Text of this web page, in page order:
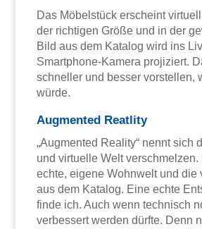
Das Möbelstück erscheint
der richtigen Größe und in der
Bild aus dem Katalog wird ins
Smartphone-Kamera projiziert.
schneller und besser vorstellen,
würde.
Augmented Reatlity
„Augmented Reality“ nennt sich
und virtuelle Welt
echte, eigene Wohnwelt und die
aus dem Katalog. Eine echte
finde ich. Auch wenn technisch
verbessert werden dürfte. Denn